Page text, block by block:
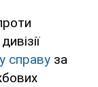
справу за